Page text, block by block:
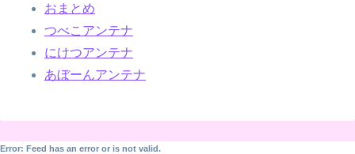
おまとめ
つべこアンテナ
にけつアンテナ
あぼーんアンテナ
Error: Feed has an error or is not valid.